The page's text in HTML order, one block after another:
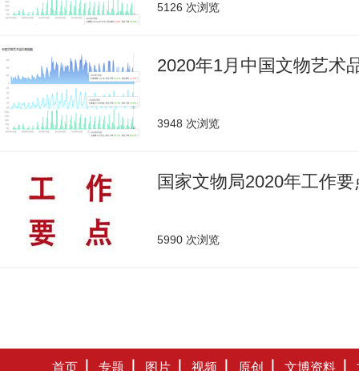
5126 次浏览
2020年1月中国文物艺术
3948 次浏览
国家文物局2020年工作要
5990 次浏览
首页 专题 图片 视频 原创 文博资料